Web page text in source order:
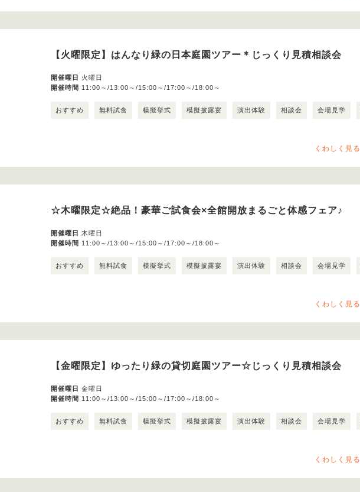
【火曜限定】はんなり緑の日本庭園ツアー＊じっくり見積相談会
開催曜日
火曜日
開催時間 11:00～/13:00～/15:00～/17:00～/18:00～
おすすめ 無料試食 模擬挙式 模擬披露宴 演出体験 相談会 会場見学
くわしく見る
☆木曜限定☆絶品！豪華ご試食会×全館開放まるごと体感フェア♪
開催曜日
木曜日
開催時間 11:00～/13:00～/15:00～/17:00～/18:00～
おすすめ 無料試食 模擬挙式 模擬披露宴 演出体験 相談会 会場見学
くわしく見る
【金曜限定】ゆったり緑の貸切庭園ツアー☆じっくり見積相談会
開催曜日 金曜日
開催時間 11:00～/13:00～/15:00～/17:00～/18:00～
おすすめ 無料試食 模擬挙式 模擬披露宴 演出体験 相談会 会場見学
くわしく見る